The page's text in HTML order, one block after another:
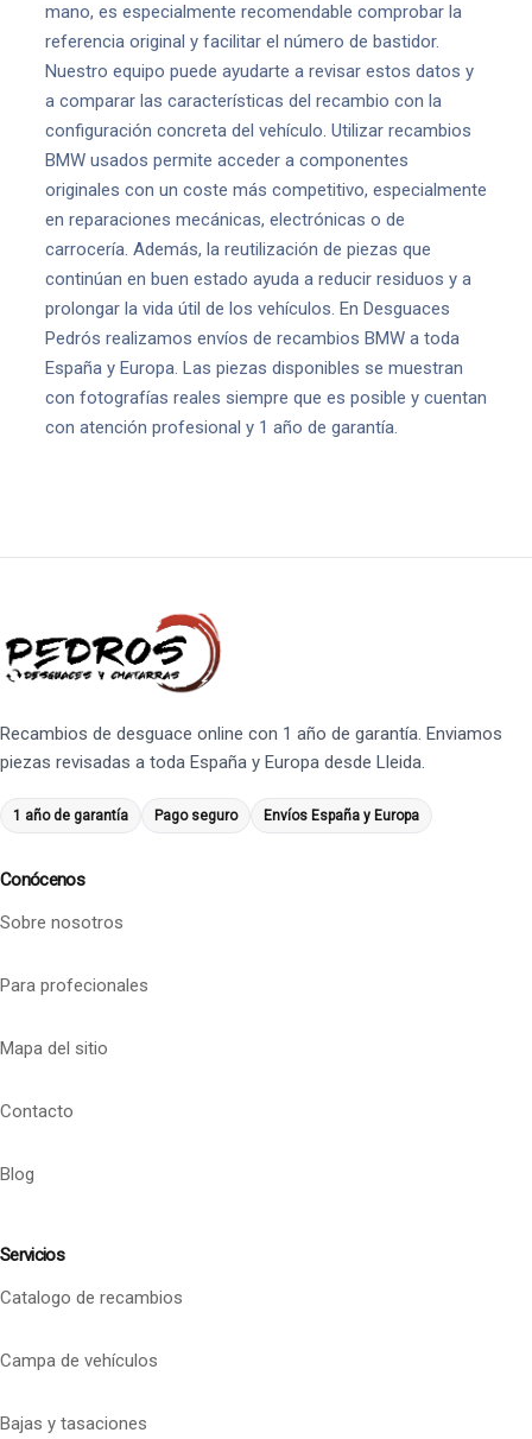
mano, es especialmente recomendable comprobar la
referencia original y facilitar el número de bastidor.
Nuestro equipo puede ayudarte a revisar estos datos y
a comparar las características del recambio con la
configuración concreta del vehículo. Utilizar recambios
BMW usados permite acceder a componentes
originales con un coste más competitivo, especialmente
en reparaciones mecánicas, electrónicas o de
carrocería. Además, la reutilización de piezas que
continúan en buen estado ayuda a reducir residuos y a
prolongar la vida útil de los vehículos. En Desguaces
Pedrós realizamos envíos de recambios BMW a toda
España y Europa. Las piezas disponibles se muestran
con fotografías reales siempre que es posible y cuentan
con atención profesional y 1 año de garantía.
Recambios de desguace online con 1 año de garantía. Enviamos
piezas revisadas a toda España y Europa desde Lleida.
1 año de garantía Pago seguro Envíos España y Europa
Conócenos
Sobre nosotros
Para profecionales
Mapa del sitio
Contacto
Blog
Servicios
Catalogo de recambios
Campa de vehículos
Bajas y tasaciones